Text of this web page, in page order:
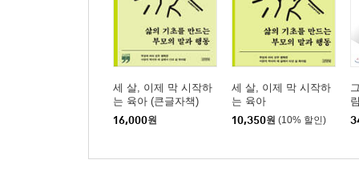
세 살, 이제 막 시작하
는 육아 (큰글자책)
16,000원
세 살, 이제 막 시작하
는 육아
10,350원 (10% 할인)